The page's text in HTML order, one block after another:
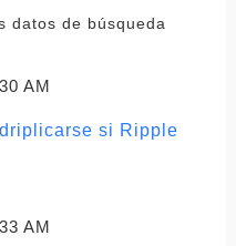
datos de búsqueda
AM
si Ripple
AM